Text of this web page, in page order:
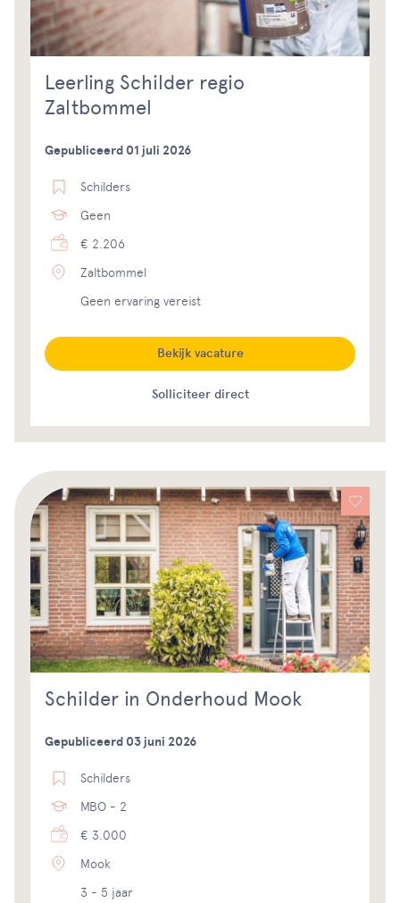
Leerling Schilder regio
Zaltbommel
Gepubliceerd 01 juli 2026
Schilders
Geen
€ 2.206
Zaltbommel
Geen ervaring vereist
Solliciteer direct
Bekijk vacature
Schilder in Onderhoud Mook
Gepubliceerd 03 juni 2026
Schilders
MBO - 2
€ 3.000
Mook
3 - 5 jaar